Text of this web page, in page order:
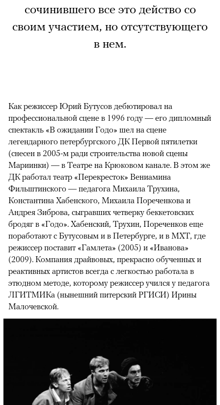
сочинившего все это действо со
своим участием, но отсутствующего
в нем.
Как режиссер Юрий Бутусов дебютировал на
профессиональной сцене в 1996 году — его дипломный
спектакль «В ожидании Годо» шел на сцене
легендарного петербургского ДК Первой пятилетки
(снесен в 2005-м ради строительства новой сцены
Мариинки) — в Театре на Крюковом канале. В этом же
ДК работал театр «Перекресток» Вениамина
Фильштинского — педагога Михаила Трухина,
Константина Хабенского, Михаила Пореченкова и
Андрея Зиброва, сыгравших четверку беккетовских
бродяг в «Годо». Хабенский, Трухин, Пореченков еще
поработают с Бутусовым и в Петербурге, и в МХТ, где
режиссер поставит «Гамлета» (2005) и «Иванова»
(2009). Компания драйвовых, прекрасно обученных и
реактивных артистов всегда с легкостью работала в
этюдном методе, которому режиссер учился у педагога
ЛГИТМИКа (нынешний питерский РГИСИ) Ирины
Малочевской.